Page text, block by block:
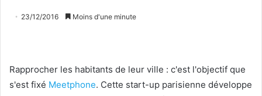
23/12/2016 Moins d'une minute
Rapprocher les habitants de leur ville : c'est l'objectif que
s'est fixé Meetphone. Cette start-up parisienne développe